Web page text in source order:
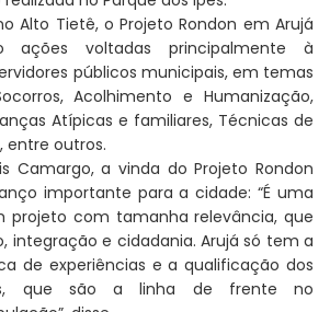
Alto Tietê, o Projeto Rondon em Arujá
voltadas principalmente à
públicos municipais, em temas
Acolhimento e Humanização,
Atípicas e familiares, Técnicas de
entre outros.
Camargo, a vinda do Projeto Rondon
importante para a cidade: “É uma
projeto com tamanha relevância, que
integração e cidadania. Arujá só tem a
de experiências e a qualificação dos
que são a linha de frente no